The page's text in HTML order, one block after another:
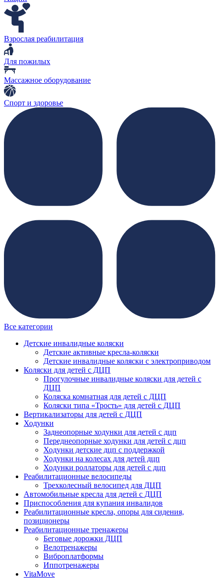
Взрослая реабилитация
Для пожилых
Массажное оборудование
Спорт и здоровье
Все категории
Детские инвалидные коляски
Детские активные кресла-коляски
Детские инвалидные коляски с электроприводом
Коляски для детей с ДЦП
Прогулочные инвалидные коляски для детей с
ДЦП
Коляска комнатная для детей с ДЦП
Коляски типа «Трость» для детей с ДЦП
Вертикализаторы для детей с ДЦП
Ходунки
Заднеопорные ходунки для детей с дцп
Переднеопорные ходунки для детей с дцп
Ходунки детские дцп с поддержкой
Ходунки на колесах для детей дцп
Ходунки роллаторы для детей с дцп
Реабилитационные велосипеды
Трехколесный велосипед для ДЦП
Автомобильные кресла для детей с ДЦП
Приспособления для купания инвалидов
Реабилитационные кресла, опоры для сидения,
позиционеры
Реабилитационные тренажеры
Беговые дорожки ДЦП
Велотренажеры
Виброплатформы
Иппотренажеры
VitaMove